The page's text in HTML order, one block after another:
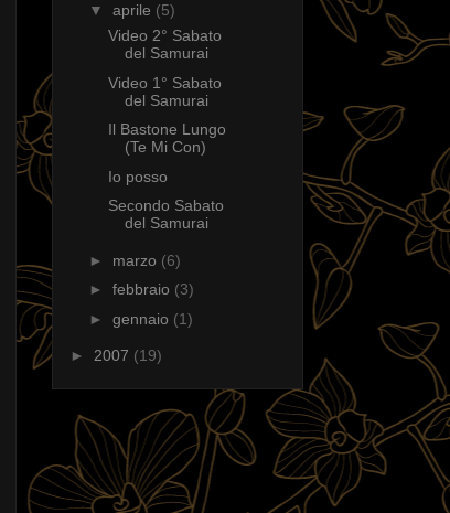
▼ aprile (5)
Video 2° Sabato
del Samurai
Video 1° Sabato
del Samurai
Il Bastone Lungo
(Te Mi Con)
Io posso
Secondo Sabato
del Samurai
► marzo (6)
► febbraio (3)
► gennaio (1)
► 2007 (19)